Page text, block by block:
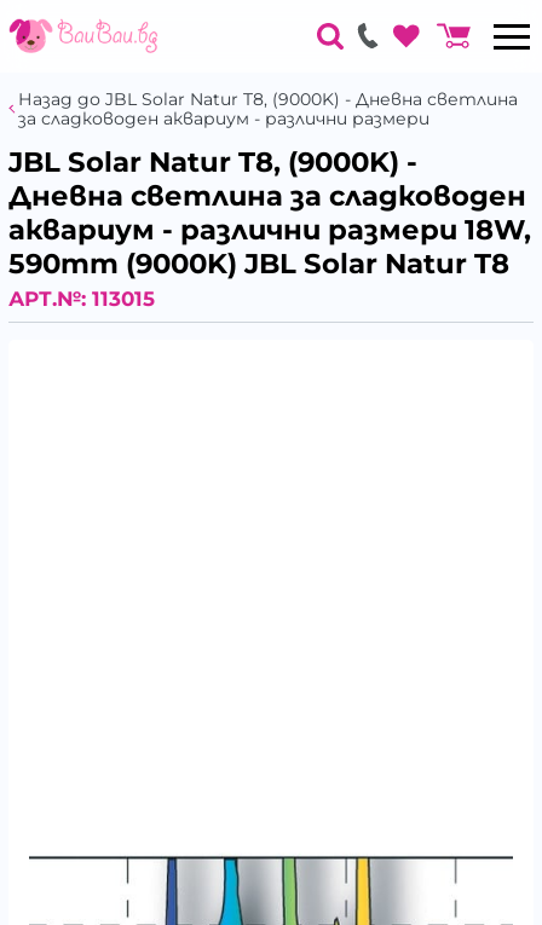
Назад до JBL Solar Natur T8, (9000K) - Дневна светлина
за сладководен аквариум - различни размери
JBL Solar Natur T8, (9000K) -
Дневна светлина за сладководен
аквариум - различни размери 18W,
590mm (9000K) JBL Solar Natur T8
АРТ.№: 113015